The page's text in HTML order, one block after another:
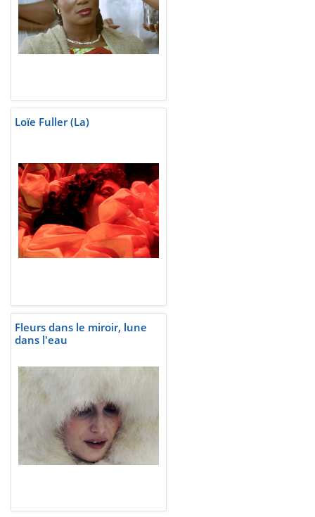
Loïe Fuller (La)
Fleurs dans le miroir, lune
dans l'eau